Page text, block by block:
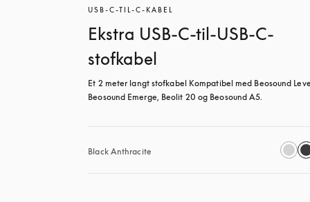
USB-C-TIL-C-KABEL
Ekstra USB-C-til-USB-C-
stofkabel
Et 2 meter langt stofkabel Kompatibel med Beosound
Beosound Emerge, Beolit 20 og Beosound A5.
Black Anthracite